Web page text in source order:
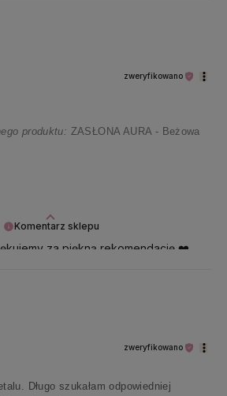
Komentarz sklepu
za piękną rekomendację ❤️
zweryfikowano
produktu: ZASŁONA AURA - Beżowa
zweryfikowano
Długo szukałam odpowiedniej